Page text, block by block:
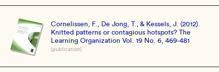
Cornelissen, F., De Jong, T., & Kessels, J. (2012).
Knitted patterns or contagious hotspots? The
Learning Organization Vol. 19 No. 6, 469-481
(publication)